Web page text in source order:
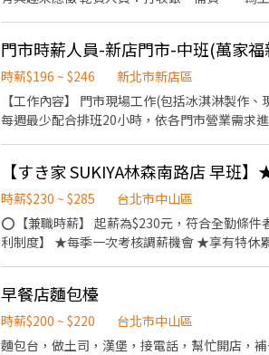
門市時薪人員-新店門市-中班(萬家福
時薪$196 ~ $246
新北市新店區
【工作內容】 門市現場工作(包括冰淇淋製作、現場服務及門市清潔工作。) 【
每週最少配合排班20小時，依各門市營業需求進行排班
保險、退休金提撥6% 2.休假制度：特休假、
員體檢) 4.其他：上班免費享用冰淇淋、員工折
時薪$230 ~ $285
台北市中山區
⭕【兼職時薪】 起薪為$230元，符合全勤條
利制度】 ★每季一次考核調薪機會 ★享有特休
的速食連鎖ZENSHO集團，我們的理念是"消
高品質的食材，當場現點現作提供美味可口的
親民的誠懇價格，強調食品安全，顧客安心。
早餐店麵包檯
時薪$200 ~ $220
台北市中山區
麵包台，做土司，漢堡，接電話，幫忙開店，